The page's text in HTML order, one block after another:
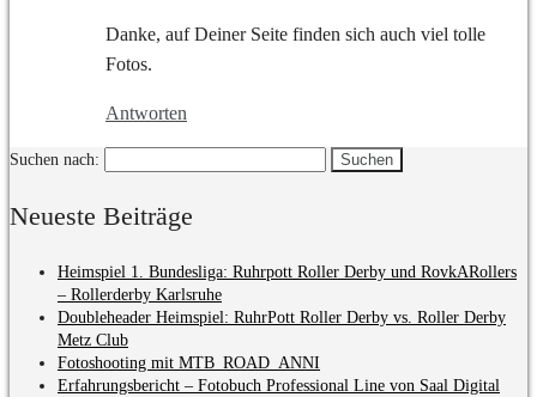
Danke, auf Deiner Seite finden sich auch viel tolle
Fotos.
Antworten
Suchen nach:
Neueste Beiträge
Heimspiel 1. Bundesliga: Ruhrpott Roller Derby und RovkARollers
– Rollerderby Karlsruhe
Doubleheader Heimspiel: RuhrPott Roller Derby vs. Roller Derby
Metz Club
Fotoshooting mit MTB_ROAD_ANNI
Erfahrungsbericht – Fotobuch Professional Line von Saal Digital